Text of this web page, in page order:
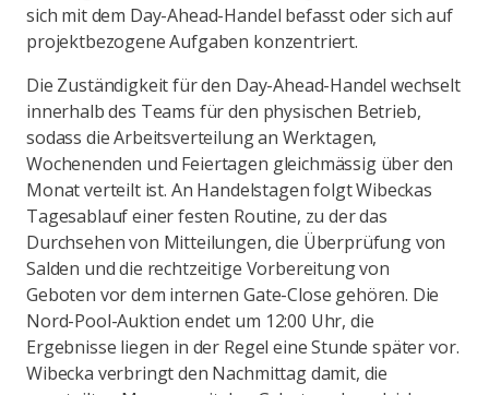
sich mit dem Day-Ahead-Handel befasst oder sich auf
projektbezogene Aufgaben konzentriert.
Die Zuständigkeit für den Day-Ahead-Handel wechselt
innerhalb des Teams für den physischen Betrieb,
sodass die Arbeitsverteilung an Werktagen,
Wochenenden und Feiertagen gleichmässig über den
Monat verteilt ist. An Handelstagen folgt Wibeckas
Tagesablauf einer festen Routine, zu der das
Durchsehen von Mitteilungen, die Überprüfung von
Salden und die rechtzeitige Vorbereitung von
Geboten vor dem internen Gate-Close gehören. Die
Nord-Pool-Auktion endet um 12:00 Uhr, die
Ergebnisse liegen in der Regel eine Stunde später vor.
Wibecka verbringt den Nachmittag damit, die